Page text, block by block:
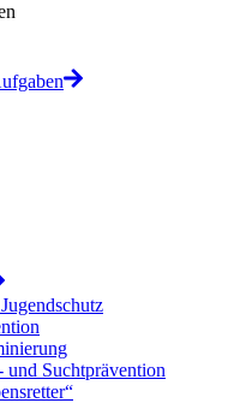
und Suchtprävention